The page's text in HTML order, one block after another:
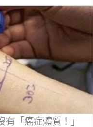
「癌症體質！」